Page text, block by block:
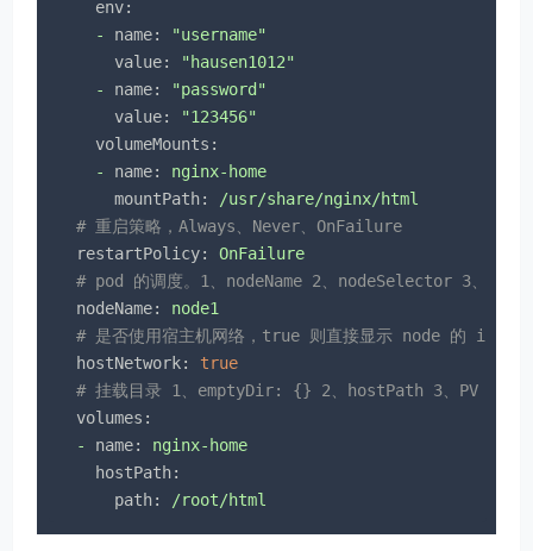
env:
-
name:
"username"
value:
"hausen1012"
-
name:
"password"
value:
"123456"
volumeMounts:
-
name:
nginx-home
mountPath:
/usr/share/nginx/html
# 重启策略，Always、Never、OnFailure
restartPolicy:
OnFailure
# pod 的调度。1、nodeName 2、nodeSelector 3、
nodeName:
node1
# 是否使用宿主机网络，true 则直接显示 node 的 ip，
hostNetwork:
true
# 挂载目录 1、emptyDir: {} 2、hostPath 3、PV 和
volumes:
-
name:
nginx-home
hostPath:
path:
/root/html